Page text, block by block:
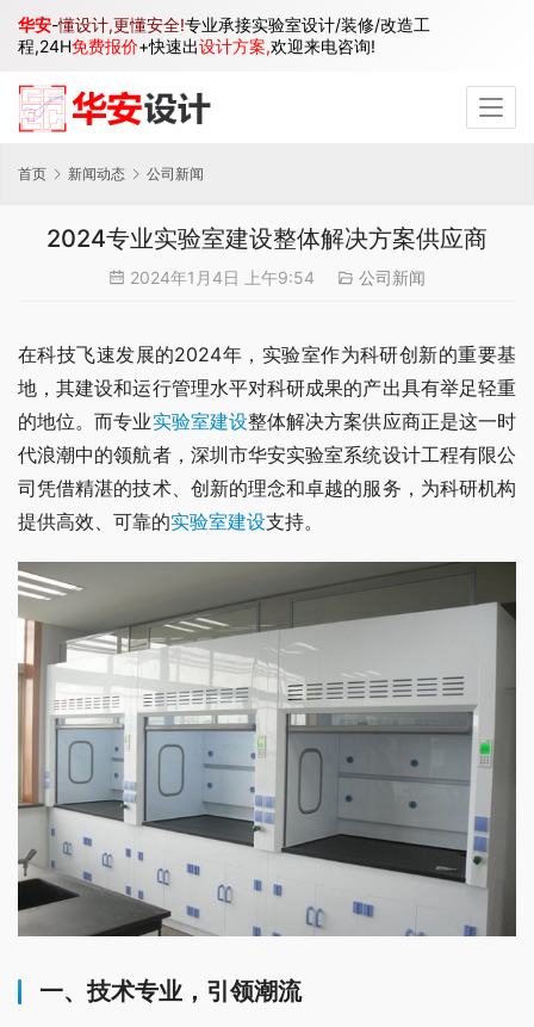
首页 新闻动态 公司新闻
2024专业实验室建设整体解决方案供应商
2024年1月4日 上午9:54 公司新闻
在科技飞速发展的2024年，实验室作为科研创新的重要基
地，其建设和运行管理水平对科研成果的产出具有举足轻重
的地位。而专业实验室建设整体解决方案供应商正是这一时
代浪潮中的领航者，深圳市华安实验室系统设计工程有限公
司凭借精湛的技术、创新的理念和卓越的服务，为科研机构
提供高效、可靠的实验室建设支持。
一、技术专业，引领潮流
华安-懂设计,更懂安全!专业承接实验室设计/装修/改造工
程,24H免费报价+快速出设计方案,欢迎来电咨询!